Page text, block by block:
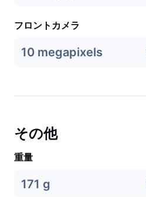
フロントカメラ
10 megapixels
その他
重量
171 g